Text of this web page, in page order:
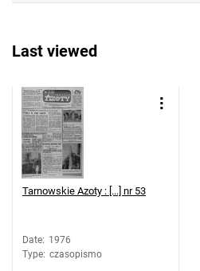
Robotniczego Zakładów
Tarnowskie Azoty :
Robotniczego Zakładów
Feliksa Dzierżyńskiego.
Tarnowskie Azoty :
Robotniczego Zakładów
Feliksa Dzierżyńskiego.
Robotniczego Zakładów
Feliksa Dzierżyńskiego.
Last viewed
Tarnowskie Azoty : [...] nr 53
Date: 1976
Type: czasopismo